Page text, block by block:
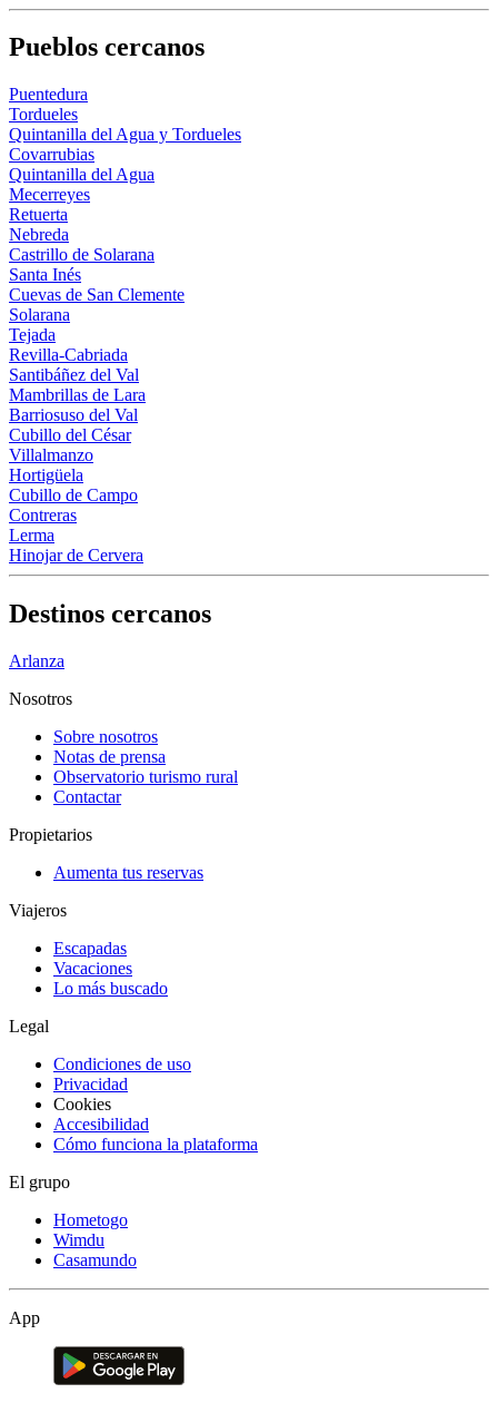
Pueblos cercanos
Puentedura
Tordueles
Quintanilla del Agua y Tordueles
Covarrubias
Quintanilla del Agua
Mecerreyes
Retuerta
Nebreda
Castrillo de Solarana
Santa Inés
Cuevas de San Clemente
Solarana
Tejada
Revilla-Cabriada
Santibáñez del Val
Mambrillas de Lara
Barriosuso del Val
Cubillo del César
Villalmanzo
Hortigüela
Cubillo de Campo
Contreras
Lerma
Hinojar de Cervera
Destinos cercanos
Arlanza
Nosotros
Sobre nosotros
Notas de prensa
Observatorio turismo rural
Contactar
Propietarios
Aumenta tus reservas
Viajeros
Escapadas
Vacaciones
Lo más buscado
Legal
Condiciones de uso
Privacidad
Cookies
Accesibilidad
Cómo funciona la plataforma
El grupo
Hometogo
Wimdu
Casamundo
App